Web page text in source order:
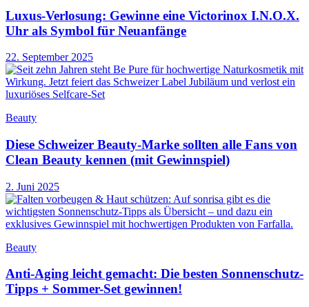
Luxus-Verlosung: Gewinne eine Victorinox I.N.O.X.
Uhr als Symbol für Neuanfänge
22. September 2025
Beauty
Diese Schweizer Beauty-Marke sollten alle Fans von
Clean Beauty kennen (mit Gewinnspiel)
2. Juni 2025
Beauty
Anti-Aging leicht gemacht: Die besten Sonnenschutz-
Tipps + Sommer-Set gewinnen!